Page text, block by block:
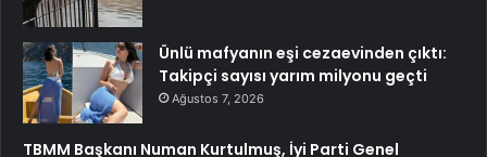
Ünlü mafyanın eşi cezaevinden çıktı:
Takipçi sayısı yarım milyonu geçti
Ağustos 7, 2026
TBMM Başkanı Numan Kurtulmuş, İyi Parti Genel